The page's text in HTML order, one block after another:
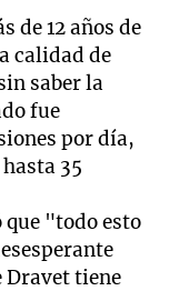
de 12 años de
calidad de
saber la
fue
por día,
35
"todo esto
Dravet tiene